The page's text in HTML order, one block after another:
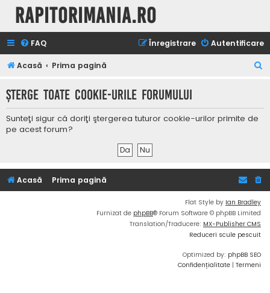
Rapitorimania.ro
FAQ Autentificare
Înregistrare
Acasă Prima pagină
t
Şterge toate cookie-urile forumului
Sunteţi sigur că doriţi ştergerea tuturor cookie-urilor primite de
pe acest forum?
Acasă Prima pagină
Flat Style by Ian Bradley
Furnizat de phpBB® Forum Software © phpBB Limited
Translation/Traducere: MX-Publisher CMS
Reduceri scule pescuit
Optimized by: phpBB SEO
Confidențialitate | Termeni